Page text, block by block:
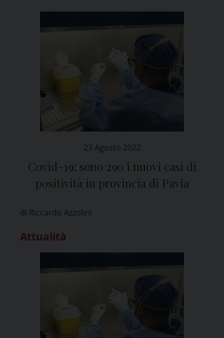
23 Agosto 2022
Covid-19: sono 290 i nuovi casi di
positività in provincia di Pavia
di Riccardo Azzolini
Attualità